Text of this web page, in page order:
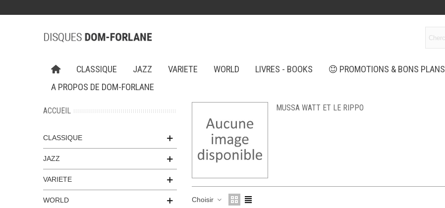
CLASSIQUE JAZZ VARIETE WORLD LIVRES - BOOKS PROMOTIONS & BONS PLANS
A PROPOS DE DOM-FORLANE
ACCUEIL
CLASSIQUE
JAZZ
VARIETE
WORLD
MUSSA WATT ET LE RIPPO
Choisir